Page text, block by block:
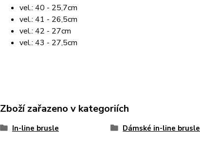
vel.: 40 - 25,7cm
vel.: 41 - 26,5cm
vel.: 42 - 27cm
vel.: 43 - 27,5cm
Zboží zařazeno v kategoriích
In-line brusle Dámské in-line brusle